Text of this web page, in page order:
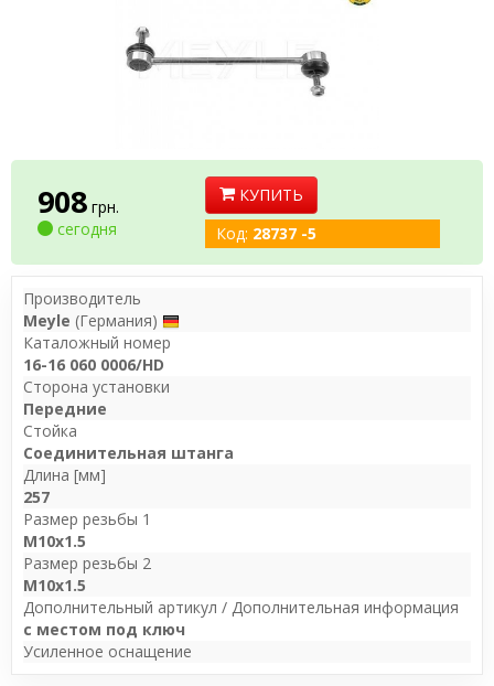
908 грн.
сегодня
КУПИТЬ
Код: 28737 -5
Производитель
Meyle (Германия)
Каталожный номер
16-16 060 0006/HD
Сторона установки
Передние
Стойка
Соединительная штанга
Длина [мм]
257
Размер резьбы 1
M10x1.5
Размер резьбы 2
M10x1.5
Дополнительный артикул / Дополнительная информация
с местом под ключ
Усиленное оснащение